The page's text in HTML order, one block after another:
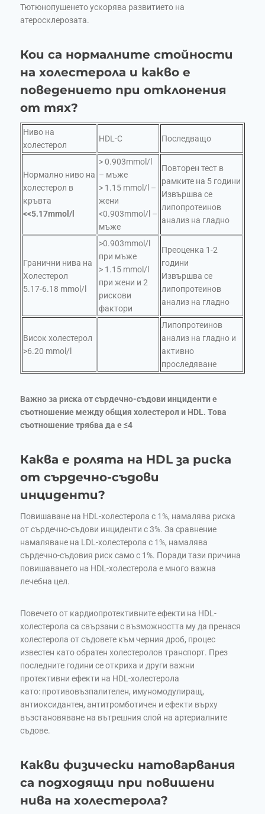
Тютюнопушенето ускорява развитието на
атеросклерозата.
Кои са нормалните стойности
на холестерола и какво е
поведението при отклонения
от тях?
Ниво на
холестерол
HDL-C Последващо
Нормално ниво на
холестерол в
кръвта
<<5.17mmol/l
> 0.903mmol/l
– мъже
> 1.15 mmol/l –
жени
<0.903mmol/l –
мъже
Повторен тест в
рамките на 5 години
Извършва се
липопротеинов
анализ на гладно
Гранични нива на
Холестерол
5.17-6.18 mmol/l
>0.903mmol/l
при мъже
> 1.15 mmol/l
при жени и 2
рискови
фактори
Преоценка 1-2
години
Извършва се
липопротеинов
анализ на гладно
Висок холестерол
>6.20 mmol/l
Липопротеинов
анализ на гладно и
активно
проследяване
Важно за риска от сърдечно-съдови инциденти е
съотношение между общия холестерол и HDL. Това
съотношение трябва да е ≤4
Каква е ролята на HDL за риска
от сърдечно-съдови
инциденти?
Повишаване на HDL-холестерола с 1%, намалява риска
от сърдечно-съдови инциденти с 3%. За сравнение
намаляване на LDL-холестерола с 1%, намалява
сърдечно-съдовия риск само с 1%. Поради тази причина
повишаването на HDL-холестеролa е много важна
лечебна цел.
Повечето от кардиопротективните ефекти на HDL-
холестерола са свързани с възможността му да пренася
холестерола от съдовете към черния дроб, процес
известен като обратен холестеролов транспорт. През
последните години се откриха и други важни
протективни ефекти на HDL-холестерола
като: противовъзпалителен, имуномодулиращ,
антиоксидантен, антитромботичен и ефекти върху
възстановяване на вътрешния слой на артериалните
съдове.
Какви физически натоварвания
са подходящи при повишени
нива на холестерола?